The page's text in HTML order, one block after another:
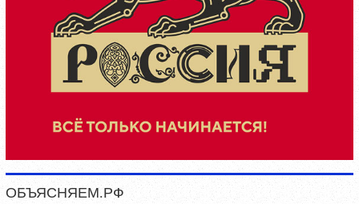
ОБЪЯСНЯЕМ.РФ